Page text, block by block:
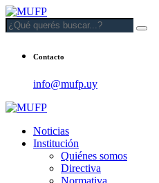
Contacto
info@mufp.uy
Noticias
Institución
Quiénes somos
Directiva
Normativa